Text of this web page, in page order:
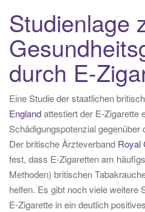
Studienlage
durch E-
Eine Studie der staatlichen
Englandattestiert der E-Zigarette
Schädigungspotenzial
Der britische Ärzteverband Royal
fest, dass E-Zigaretten am
Methoden) britischen
helfen. Es gibt noch viele weitere
E-Zigarette in ein deutlich